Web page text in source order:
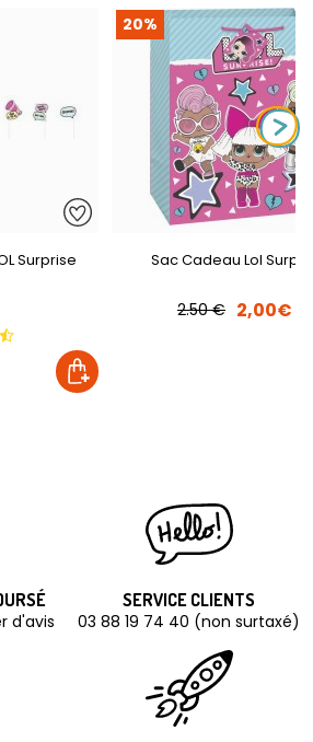
Surprise
20%
Sac Cadeau Lol
2.50 € 2,00€
d'avis
SERVICE CLIENTS
03 88 19 74 40 (non surtaxé)